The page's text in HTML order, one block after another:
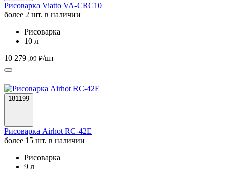
Рисоварка Viatto VA-CRC10
более 2 шт. в наличии
Рисоварка
10 л
10 279 ,09 ₽/шт
181199
Рисоварка Airhot RC-42E
более 15 шт. в наличии
Рисоварка
9 л